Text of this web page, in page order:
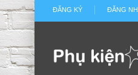
ĐĂNG
ĐĂNG KÝ